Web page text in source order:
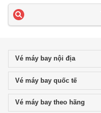
Vé máy bay nội địaclick to
Vé máy bay quốc tếclick to
Vé máy bay theo hãng